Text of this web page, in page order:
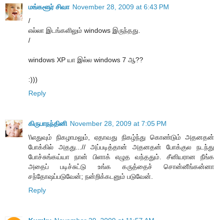
மங்களூர் சிவா November 28, 2009 at 6:43 PM
/
எல்லா இடங்களிலும் windows இருந்தது.
/
windows XP யா இல்ல windows 7 ஆ??
:)))
Reply
கிருபாநந்தினி November 28, 2009 at 7:05 PM
\\எதுவும் நிகழாமலும், ஏதாவது நிகழ்ந்து கொண்டும் அதனதன்
போக்கில் அதது...// அப்படித்தான் அதனதன் போக்குல நடந்து
போச்சுங்கய்யா நான் பிளாக் எழுத வந்ததும். சீனியரான நீங்க
அதைப் படிச்சுட்டு உங்க கருத்தைச் சொன்னீங்கன்னா
சந்தோஷப்படுவேன்; நன்றிக்கடனும் படுவேன்.
Reply